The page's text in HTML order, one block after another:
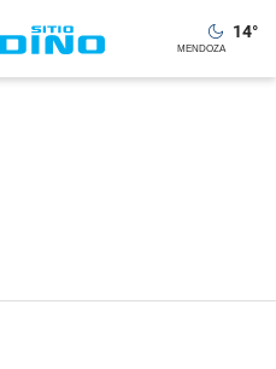
14°